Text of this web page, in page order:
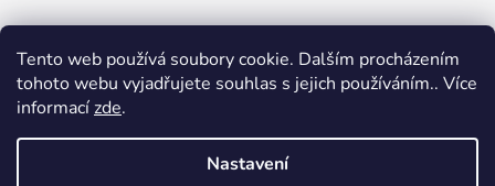
Tento web používá soubory cookie. Dalším procházením
tohoto webu vyjadřujete souhlas s jejich používáním.. Více
informacízde.
Nastavení
e
g
o
r
i
e
Nákupní košík